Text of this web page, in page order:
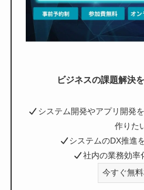
ビジネスの課題解決
システム開発やアプリ開発
作りた
システムのDX推進
社内の業務効率
今すぐ無